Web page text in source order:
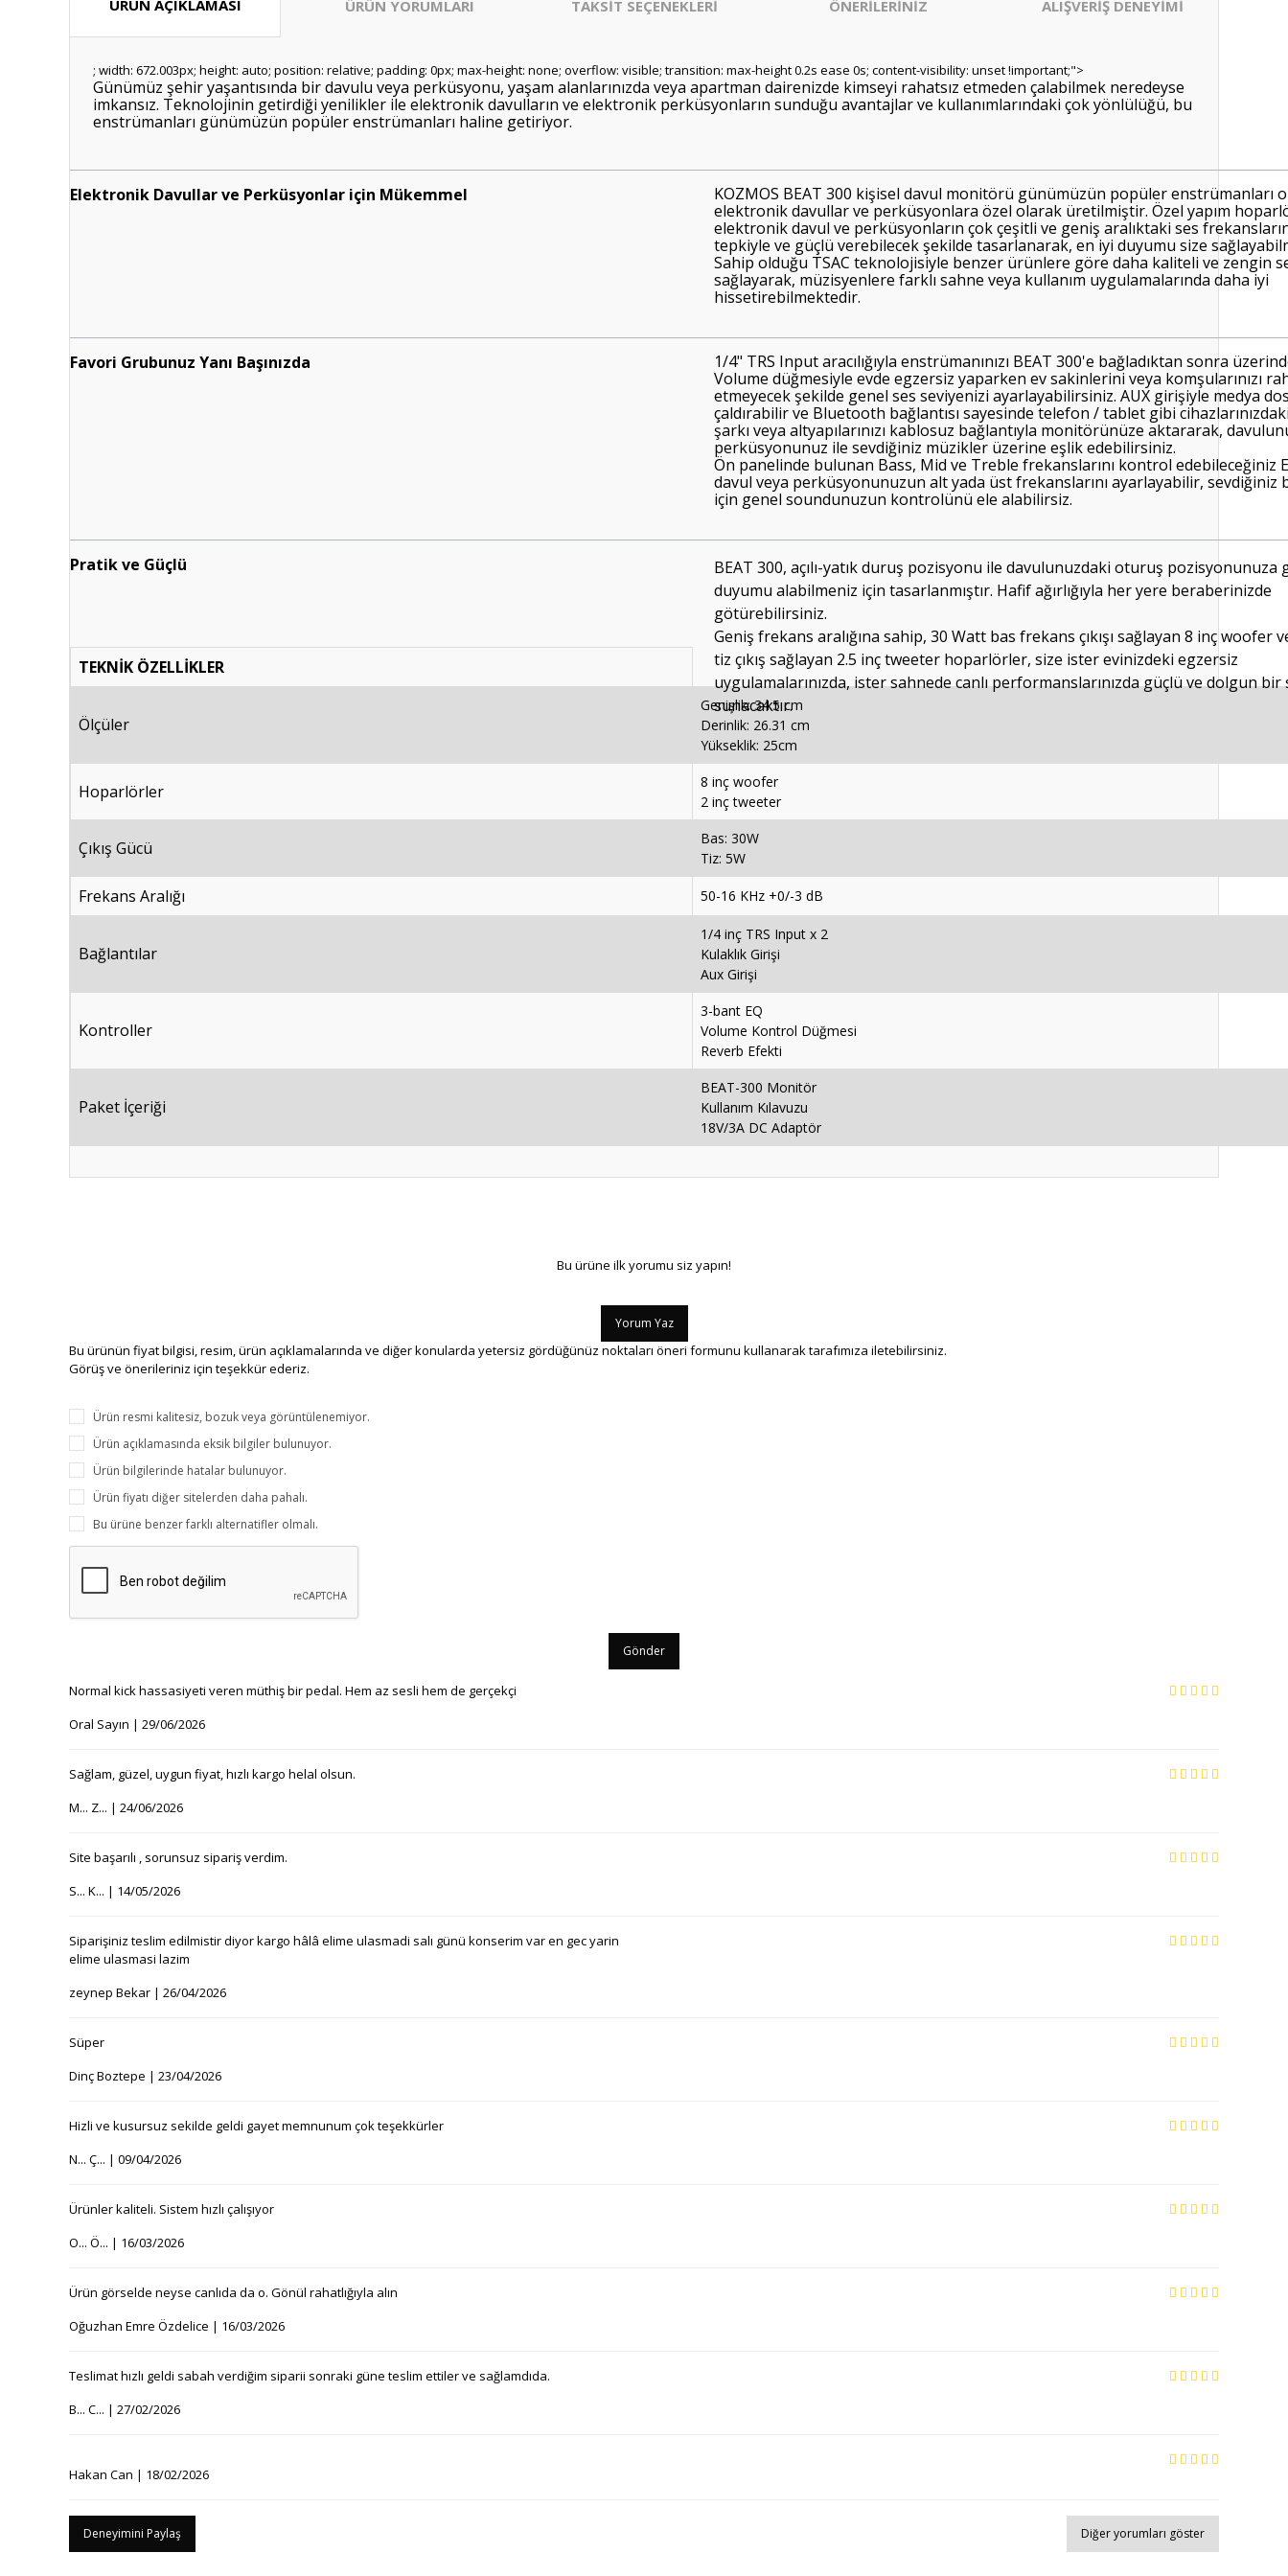
ÜRÜN AÇIKLAMASI ÜRÜN YORUMLARI TAKSİT SEÇENEKLERİ ÖNERİLERİNİZ ALIŞVERİŞ DENEYİMİ
; width: 672.003px; height: auto; position: relative; padding: 0px; max-height: none; overflow: visible; transition: max-height 0.2s ease 0s; content-visibility: unset !important;">
Günümüz şehir yaşantısında bir davulu veya perküsyonu, yaşam alanlarınızda veya apartman dairenizde kimseyi rahatsız etmeden çalabilmek neredeyse
imkansız. Teknolojinin getirdiği yenilikler ile elektronik davulların ve elektronik perküsyonların sunduğu avantajlar ve kullanımlarındaki çok yönlülüğü, bu
enstrümanları günümüzün popüler enstrümanları haline getiriyor.
Elektronik Davullar ve Perküsyonlar için Mükemmel
KOZMOS BEAT 300 kişisel davul monitörü günümüzün popüler enstrümanları
elektronik davullar ve perküsyonlara özel olarak üretilmiştir. Özel yapım
elektronik davul ve perküsyonların çok çeşitli ve geniş aralıktaki ses
tepkiyle ve güçlü verebilecek şekilde tasarlanarak, en iyi duyumu size
Sahip olduğu TSAC teknolojisiyle benzer ürünlere göre daha kaliteli ve zengin
sağlayarak, müzisyenlere farklı sahne veya kullanım uygulamalarında daha iyi
hissetirebilmektedir.
Favori Grubunuz Yanı Başınızda
1/4" TRS Input aracılığıyla enstrümanınızı BEAT 300'e bağladıktan sonra
Volume düğmesiyle evde egzersiz yaparken ev sakinlerini veya komşularınızı
etmeyecek şekilde genel ses seviyenizi ayarlayabilirsiniz. AUX girişiyle medya
çaldırabilir ve Bluetooth bağlantısı sayesinde telefon / tablet gibi
şarkı veya altyapılarınızı kablosuz bağlantıyla monitörünüze aktararak,
perküsyonunuz ile sevdiğiniz müzikler üzerine eşlik edebilirsiniz.
Ön panelinde bulunan Bass, Mid ve Treble frekanslarını kontrol edebileceğiniz
davul veya perküsyonunuzun alt yada üst frekanslarını ayarlayabilir, sevdiğiniz
için genel soundunuzun kontrolünü ele alabilirsiz.
Pratik ve Güçlü
TEKNİK ÖZELLİKLER
Ölçüler
Genişlik: 34.5 cm
Derinlik: 26.31 cm
Yükseklik: 25cm
Hoparlörler
8 inç woofer
2 inç tweeter
Çıkış Gücü
Bas: 30W
Tiz: 5W
Frekans Aralığı 50-16 KHz +0/-3 dB
Bağlantılar
1/4 inç TRS Input x 2
Kulaklık Girişi
Aux Girişi
Kontroller
3-bant EQ
Volume Kontrol Düğmesi
Reverb Efekti
Paket İçeriği
BEAT-300 Monitör
Kullanım Kılavuzu
18V/3A DC Adaptör
BEAT 300, açılı-yatık duruş pozisyonu ile davulunuzdaki oturuş pozisyonunuza
duyumu alabilmeniz için tasarlanmıştır. Hafif ağırlığıyla her yere beraberinizde
götürebilirsiniz.
Geniş frekans aralığına sahip, 30 Watt bas frekans çıkışı sağlayan 8 inç woofer
tiz çıkış sağlayan 2.5 inç tweeter hoparlörler, size ister evinizdeki egzersiz
uygulamalarınızda, ister sahnede canlı performanslarınızda güçlü ve dolgun
sunacaktır.
Bu ürüne ilk yorumu siz yapın!
Yorum Yaz
Bu ürünün fiyat bilgisi, resim, ürün açıklamalarında ve diğer konularda yetersiz gördüğünüz noktaları öneri formunu kullanarak tarafımıza iletebilirsiniz.
Görüş ve önerileriniz için teşekkür ederiz.
Ürün resmi kalitesiz, bozuk veya görüntülenemiyor.
Ürün açıklamasında eksik bilgiler bulunuyor.
Ürün bilgilerinde hatalar bulunuyor.
Ürün fiyatı diğer sitelerden daha pahalı.
Bu ürüne benzer farklı alternatifler olmalı.
Gönder
Normal kick hassasiyeti veren müthiş bir pedal. Hem az sesli hem de gerçekçi
Oral Sayın | 29/06/2026
Sağlam, güzel, uygun fiyat, hızlı kargo helal olsun.
M... Z... | 24/06/2026
Site başarılı , sorunsuz sipariş verdim.
S... K... | 14/05/2026
Siparişiniz teslim edilmistir diyor kargo hâlâ elime ulasmadi salı günü konserim var en gec yarin
elime ulasmasi lazim
zeynep Bekar | 26/04/2026
Süper
Dinç Boztepe | 23/04/2026
Hizli ve kusursuz sekilde geldi gayet memnunum çok teşekkürler
N... Ç... | 09/04/2026
Ürünler kaliteli. Sistem hızlı çalışıyor
O... Ö... | 16/03/2026
Ürün görselde neyse canlıda da o. Gönül rahatlığıyla alın
Oğuzhan Emre Özdelice | 16/03/2026
Teslimat hızlı geldi sabah verdiğim siparii sonraki güne teslim ettiler ve sağlamdıda.
B... C... | 27/02/2026
Hakan Can | 18/02/2026
Deneyimini Paylaş Diğer yorumları göster